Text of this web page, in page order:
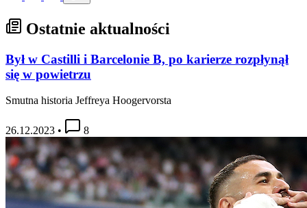
Ostatnie aktualności
Był w Castilli i Barcelonie B, po karierze rozpłynął
się w powietrzu
Smutna historia Jeffreya Hoogervorsta
26.12.2023 • 8